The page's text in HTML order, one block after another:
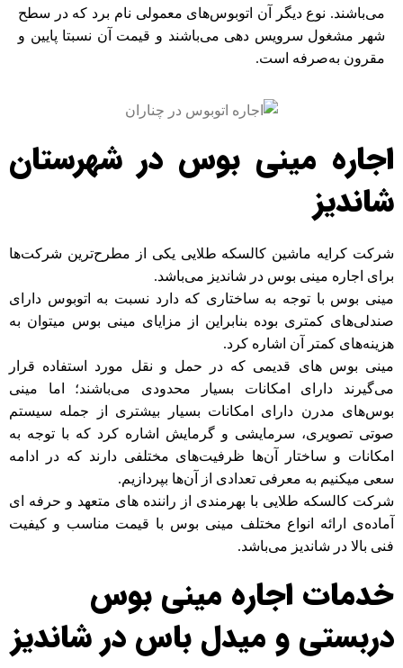
می‌باشند. نوع دیگر آن اتوبوس‌های معمولی نام برد که در سطح
شهر مشغول سرویس دهی می‌باشند و قیمت آن نسبتا پایین و
مقرون به‌صرفه است.
اجاره مینی بوس در شهرستان
شاندیز
شرکت کرایه ماشین کالسکه طلایی یکی از مطرح‎‌ترین شرکت‌ها
برای اجاره مینی بوس در شاندیز می‌باشد.
مینی بوس با توجه به ساختاری که دارد نسبت به اتوبوس دارای
صندلی‌های کمتری بوده بنابراین از مزایای مینی بوس میتوان به
هزینه‌های کمتر آن اشاره کرد.
مینی بوس های قدیمی که در حمل و نقل مورد استفاده قرار
می‌گیرند دارای امکانات بسیار محدودی می‌باشند؛ اما مینی
بوس‌های مدرن دارای امکانات بسیار بیشتری از جمله سیستم
صوتی تصویری، سرمایشی و گرمایش اشاره کرد که با توجه به
امکانات و ساختار آن‌ها ظرفیت‌های مختلفی دارند که در ادامه
سعی میکنیم به معرفی تعدادی از آن‌ها بپردازیم.
شرکت کالسکه طلایی با بهرمندی از راننده های متعهد و حرفه ای
آماده‌ی ارائه انواع مختلف مینی بوس با قیمت مناسب و کیفیت
فنی بالا در شاندیز می‌باشد.
خدمات اجاره مینی بوس
دربستی و میدل باس در شاندیز